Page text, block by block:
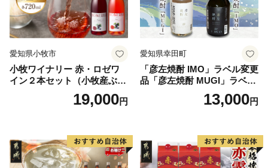
愛知県小牧市
小牧ワイナリー 赤・ロゼワ
イン２本セット（小牧産ぶど
19,000円
愛知県幸田町
「彦左焼酎 IMO」ラベル変更
品「彦左焼酎 MUGI」ラベル
変更品 飲み比べ セット 合計
2本 720ml×各1本 25度 焼酎
13,000円